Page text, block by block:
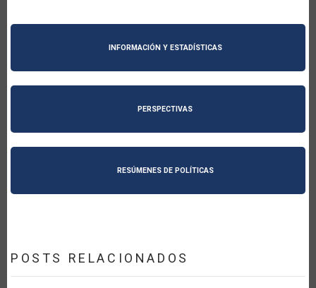
INFORMACIÓN Y ESTADÍSTICAS
PERSPECTIVAS
RESÚMENES DE POLÍTICAS
POSTS RELACIONADOS